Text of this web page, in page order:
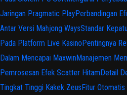
Jaringan Pragmatic PlayPerbandingan
Antar Versi Mahjong WaysStandar
Pada Platform Live KasinoPentingnya
Dalam Mencapai MaxwinManajemen
Pemrosesan Efek Scatter HitamDetail
Tingkat Tinggi Kakek ZeusFitur